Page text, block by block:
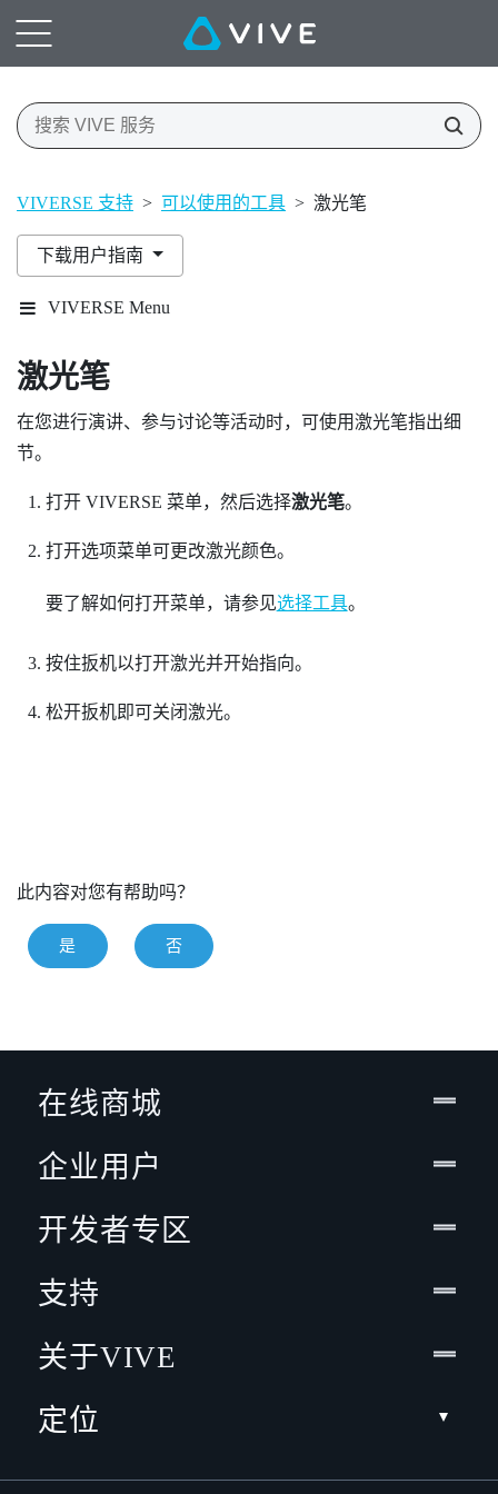
VIVERSE 支持 > 可以使用的工具 > 激光笔
下载用户指南
VIVERSE Menu
激光笔
在您进行演讲、参与讨论等活动时，可使用激光笔指出细
节。
打开 VIVERSE 菜单，然后选择激光笔。
打开选项菜单可更改激光颜色。
要了解如何打开菜单，请参见选择工具。
按住扳机以打开激光并开始指向。
松开扳机即可关闭激光。
此内容对您有帮助吗？
是 否
在线商城
企业用户
开发者专区
支持
关于VIVE
定位